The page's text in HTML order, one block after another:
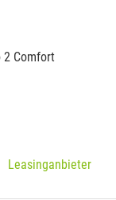
Leasinganbieter